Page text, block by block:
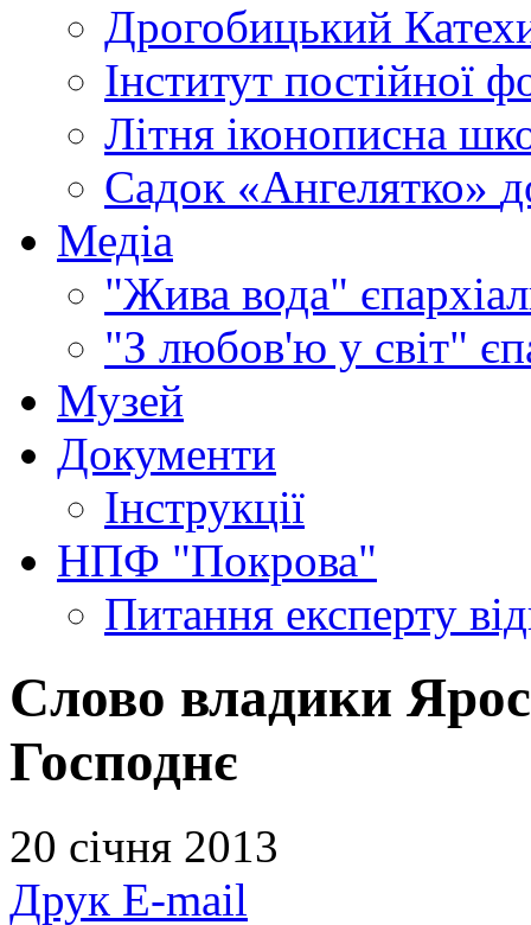
Дрогобицький
Інститут постійної
Літня іконописна
Садок «Ангелятко»
Медіа
"Жива вода"
"З любов'ю у світ"
Музей
Документи
Інструкції
НПФ "Покрова"
Питання експерту
Слово владики
Господнє
20 січня 2013
Друк E-mail